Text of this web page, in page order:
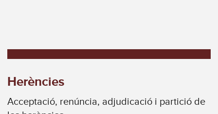
Herències
Acceptació, renúncia, adjudicació i partició de